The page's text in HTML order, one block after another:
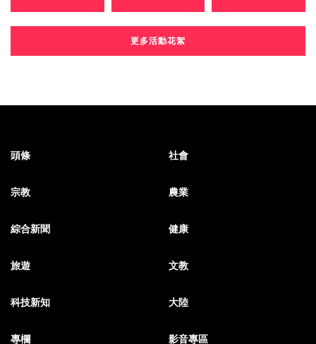
更多活動花絮
頭條 社會
宗教 農業
綜合新聞 健康
旅遊 文教
科技新知 大陸
專欄 影音專區